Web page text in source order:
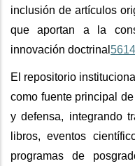
inclusión de artículos
que aportan a la
innovación doctrinal 5614
El repositorio
como fuente principal
y defensa, integrando
libros, eventos
programas de